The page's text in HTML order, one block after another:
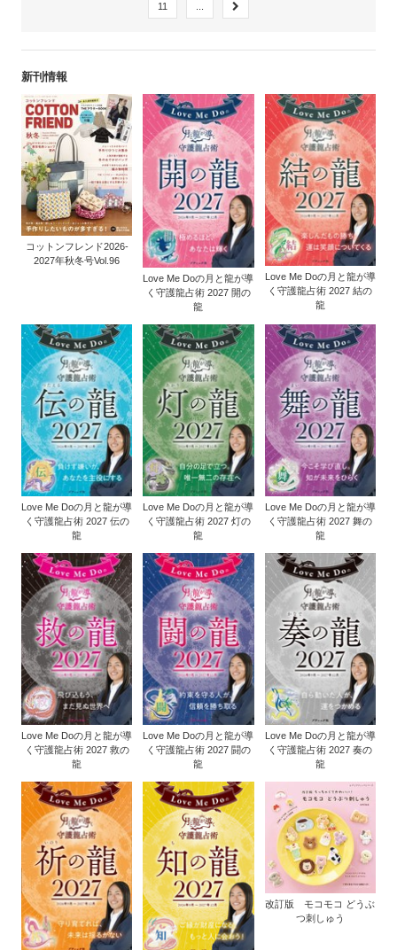
11
新刊情報
コットンフレンド2026-
2027年秋冬号Vol.96
Love Me Doの月と龍が導
く守護龍占術 2027 開の
龍
Love Me Doの月と龍が導
く守護龍占術 2027 結の
龍
Love Me Doの月と龍が導
く守護龍占術 2027 伝の
龍
Love Me Doの月と龍が導
く守護龍占術 2027 灯の
龍
Love Me Doの月と龍が導
く守護龍占術 2027 舞の
龍
Love Me Doの月と龍が導
く守護龍占術 2027 救の
龍
Love Me Doの月と龍が導
く守護龍占術 2027 闘の
龍
Love Me Doの月と龍が導
く守護龍占術 2027 奏の
龍
改訂版 モコモコ どうぶ
つ刺しゅう